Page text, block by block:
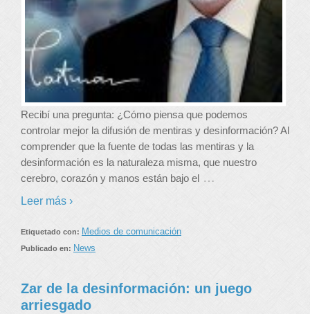
Recibí una pregunta: ¿Cómo piensa que podemos
controlar mejor la difusión de mentiras y desinformación? Al
comprender que la fuente de todas las mentiras y la
desinformación es la naturaleza misma, que nuestro
cerebro, corazón y manos están bajo el …
Leer más ›
Etiquetado con: Medios de comunicación
Publicado en: News
Zar de la desinformación: un juego
arriesgado